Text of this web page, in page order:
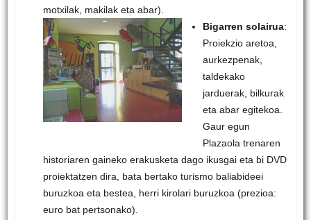
motxilak, makilak eta abar).
Bigarren solairua:
Proiekzio aretoa,
aurkezpenak,
taldekako
jarduerak, bilkurak
eta abar egitekoa.
Gaur egun
Plazaola trenaren
historiaren gaineko erakusketa dago ikusgai eta bi DVD
proiektatzen dira, bata bertako turismo baliabideei
buruzkoa eta bestea, herri kirolari buruzkoa (prezioa:
euro bat pertsonako).